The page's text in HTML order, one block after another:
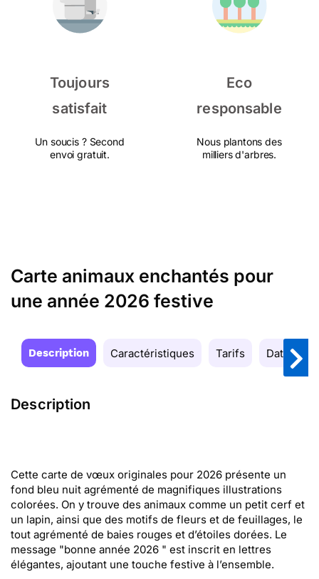
Toujours
satisfait
Un soucis ? Second
envoi gratuit.
Eco
responsable
Nous plantons des
milliers d'arbres.
Carte animaux enchantés pour
une année 2026 festive
Description Caractéristiques Tarifs Date de
Description
Cette carte de vœux originales pour 2026 présente un
fond bleu nuit agrémenté de magnifiques illustrations
colorées. On y trouve des animaux comme un petit cerf et
un lapin, ainsi que des motifs de fleurs et de feuillages, le
tout agrémenté de baies rouges et d’étoiles dorées. Le
message "bonne année 2026 " est inscrit en lettres
élégantes, ajoutant une touche festive à l’ensemble.